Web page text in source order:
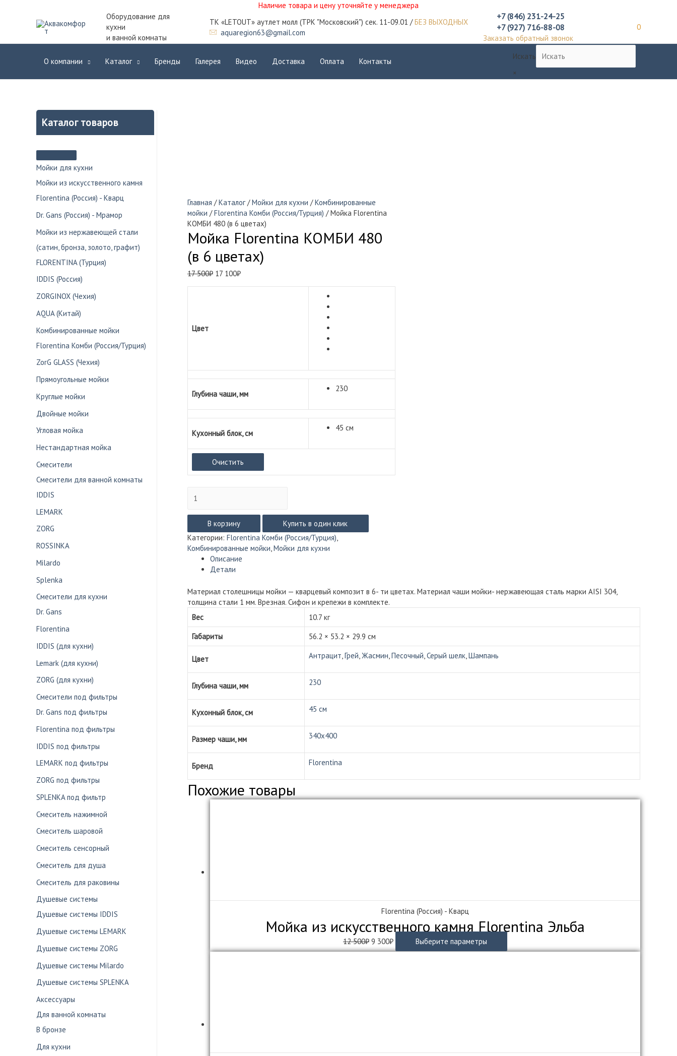
Наличие товара и цену уточняйте у менеджера
Оборудование для
кухни
и ванной комнаты
ТК «LETOUT» аутлет молл (ТРК "Московский") сек. 11-09.01 /БЕЗ ВЫХОДНЫХ
aquaregion63@gmail.com
+7 (846) 231-24-25
+7 (927) 716-88-08
Заказать обратный звонок
0
О компании Каталог Бренды Галерея Видео Доставка Оплата Контакты
Искать
×
Каталог товаров
Мойки для кухни
Мойки из искусственного камня
Florentina (Россия) - Кварц
Dr. Gans (Россия) - Мрамор
Мойки из нержавеющей стали
(сатин, бронза, золото, графит)
FLORENTINA (Турция)
IDDIS (Россия)
ZORGINOX (Чехия)
AQUA (Китай)
Комбинированные мойки
Florentina Комби (Россия/Турция)
ZorG GLASS (Чехия)
Прямоугольные мойки
Круглые мойки
Двойные мойки
Угловая мойка
Нестандартная мойка
Смесители
Смесители для ванной комнаты
IDDIS
LEMARK
ZORG
ROSSINKA
Milardo
Splenka
Смесители для кухни
Dr. Gans
Florentina
IDDIS (для кухни)
Lemark (для кухни)
ZORG (для кухни)
Смесители под фильтры
Dr. Gans под фильтры
Florentina под фильтры
IDDIS под фильтры
LEMARK под фильтры
ZORG под фильтры
SPLENKA под фильтр
Смеситель нажимной
Смеситель шаровой
Смеситель сенсорный
Смеситель для душа
Смеситель для раковины
Душевые системы
Душевые системы IDDIS
Душевые системы LEMARK
Душевые системы ZORG
Душевые системы Milardo
Душевые системы SPLENKA
Аксессуары
Для ванной комнаты
В бронзе
Для кухни
Главная /Каталог/Мойки для кухни /Комбинированные
мойки /Florentina Комби (Россия/Турция) / Мойка Florentina
КОМБИ 480 (в 6 цветах)
Мойка Florentina КОМБИ 480
(в 6 цветах)
17 500₽ Первоначальная
17 100₽Текущая
Цвет
Глубина чаши, мм
230
Кухонный блок, см
45 см
Очистить
товара
Мойка
Florentina
КОМБИ
480
цветах)
В корзину
Купить в один клик
Категории: Florentina Комби (Россия/Турция),
Комбинированные мойки,Мойки для кухни
Описание
Детали
Материал столешницы мойки — кварцевый композит в 6- ти цветах. Материал чаши мойки- нержавеющая сталь марки AISI 304,
толщина стали 1 мм. Врезная. Сифон и крепежи в комплекте.
Вес
10.7 кг
Габариты
56.2 × 53.2 × 29.9 см
Цвет Антрацит Грей Жасмин Песочный Серый шелк Шампань
Глубина чаши, мм 230
Кухонный блок, см 45 см
Размер чаши, мм 340х400
Бренд Florentina
Похожие товары
Florentina (Россия) - Кварц
Мойка из искусственного камня Florentina Эльба
12 500₽ Первоначальная
цена
9 300₽Текущая
цена:
Выберите параметры
товар